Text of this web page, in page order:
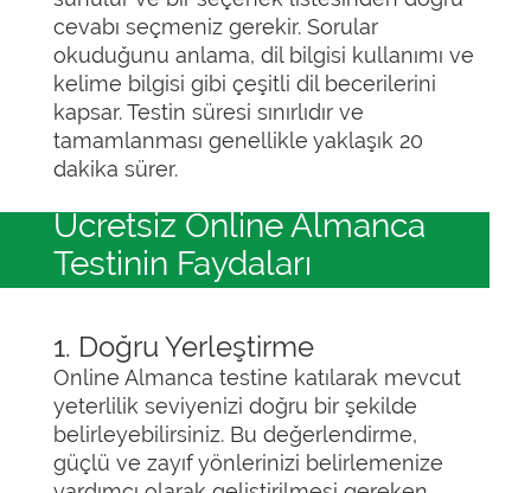
cevabı seçmeniz gerekir. Sorular
okuduğunu anlama, dil bilgisi kullanımı ve
kelime bilgisi gibi çeşitli dil becerilerini
kapsar. Testin süresi sınırlıdır ve
tamamlanması genellikle yaklaşık 20
dakika sürer.
Ücretsiz Online Almanca
Testinin Faydaları
1. Doğru Yerleştirme
Online Almanca testine katılarak mevcut
yeterlilik seviyenizi doğru bir şekilde
belirleyebilirsiniz. Bu değerlendirme,
güçlü ve zayıf yönlerinizi belirlemenize